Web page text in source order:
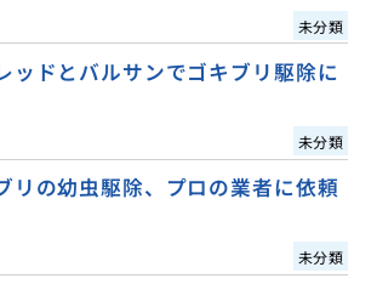
未分類
ッドとバルサンでゴキブリ駆除に
未分類
リの幼虫駆除、プロの業者に依頼
未分類